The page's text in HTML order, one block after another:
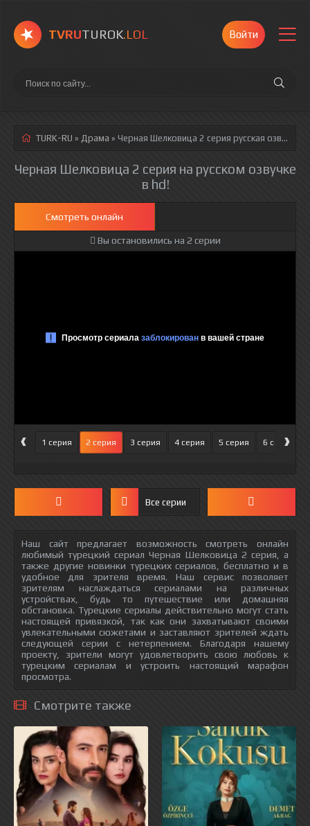
TVRUTUROK.LOL Войти
TURK-RU » Драма » Черная Шелковица 2 серия русская озвучка полностью смотреть онлайн!
Черная Шелковица 2 серия на русском озвучке
в hd!
Смотреть онлайн
Вы остановились на 2 серии
‹ 1 серия 2 серия 3 серия 4 серия 5 серия 6 серия
›
Все серии
Наш сайт предлагает возможность смотреть онлайн
любимый турецкий сериал Черная Шелковица 2 серия, а
также другие новинки турецких сериалов, бесплатно и в
удобное для зрителя время. Наш сервис позволяет
зрителям наслаждаться сериалами на различных
устройствах, будь то путешествие или домашняя
обстановка. Турецкие сериалы действительно могут стать
настоящей привязкой, так как они захватывают своими
увлекательными сюжетами и заставляют зрителей ждать
следующей серии с нетерпением. Благодаря нашему
проекту, зрители могут удовлетворить свою любовь к
турецким сериалам и устроить настоящий марафон
просмотра.
Смотрите также